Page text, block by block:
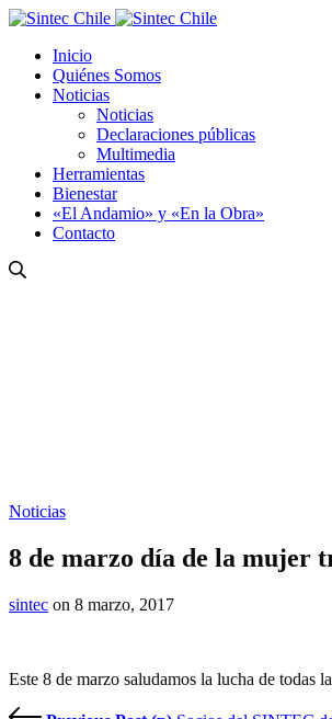
Inicio
Quiénes Somos
Noticias
Noticias
Declaraciones públicas
Multimedia
Herramientas
Bienestar
«El Andamio» y «En la Obra»
Contacto
Noticias
8 de marzo día de la mujer
sintec on 8 marzo, 2017
Este 8 de marzo saludamos la lucha de todas